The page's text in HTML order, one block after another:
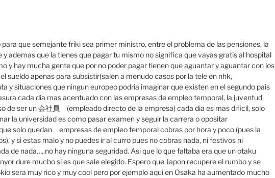
que semejante friki sea primer ministro, entre el problema de las pensiones, la
ademas que la tienes que pagar tu mismo no significa que vayas gratis al hospital
y hay mucha gente que por no poder pagar tienen que aguantar y aguantar con los
sueldo apenas para subsistir(salen a menudo casos por la tele en nhk,
y situaciones que ningun europeo podria imaginar que existen en el segundo pais
cada dia mas acentuado con las empresas de empleo temporal, la juventud
de ser un 会社員 (empleado directo de la empresa) cada dia es mas dificil, solo
la universidad es como pasar examen y seguir la carrera o opositar
solo quedan empresas de empleo temporal cobras por hora y poco (pues la
y si estas malo y no puedes ir al curro pues no cobras nada, ni festivos ni
de nada…..no hay ninguna seguridad. Asi que lo que faltaba era que un otaku
dure mucho si es que sale elegido. Espero que Japon recupere el rumbo y se
sera muy rico y muy cool pero por ejemplo aqui en Osaka ha aumentado mucho